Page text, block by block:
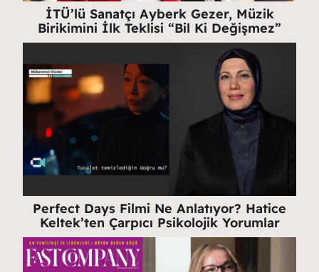
İTÜ’lü Sanatçı Ayberk Gezer, Müzik
Birikimini İlk Teklisi “Bil Ki Değişmez”
Perfect Days Filmi Ne Anlatıyor? Hatice
Keltek’ten Çarpıcı Psikolojik Yorumlar